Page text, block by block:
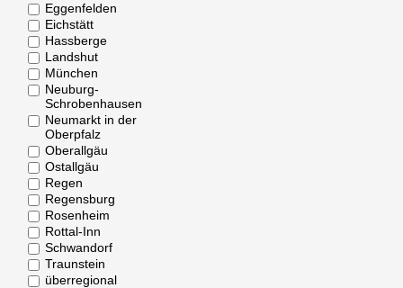
Eggenfelden
Eichstätt
Hassberge
Landshut
München
Neuburg-
Schrobenhausen
Neumarkt in der
Oberpfalz
Oberallgäu
Ostallgäu
Regen
Regensburg
Rosenheim
Rottal-Inn
Schwandorf
Traunstein
überregional